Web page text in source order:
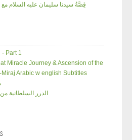
قِصَّةُ سيدنا سليمان عليه السلام مع
عِلْمُ الدّينِ حَياةُ الإسلامِ - Part 1
Miracle Journey & Ascension of the
Miraj Arabic w english Subtitles
الدرر السلطانية